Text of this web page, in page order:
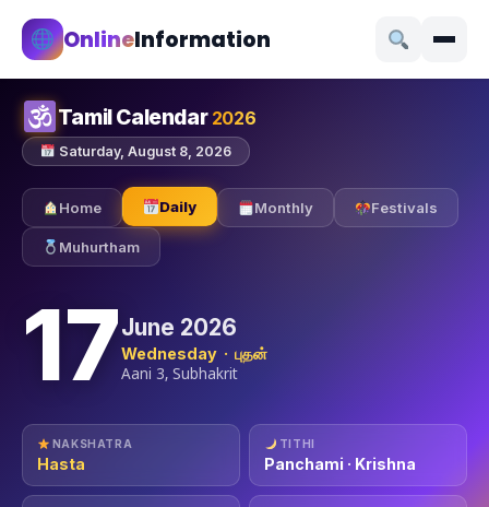
OnlineInformation
Tamil Calendar 2026
Saturday, August 8, 2026
Home Daily Monthly Festivals
Muhurtham
17June 2026
Wednesday · புதன்
Aani 3, Subhakrit
NAKSHATRA
Hasta
TITHI
Panchami · Krishna